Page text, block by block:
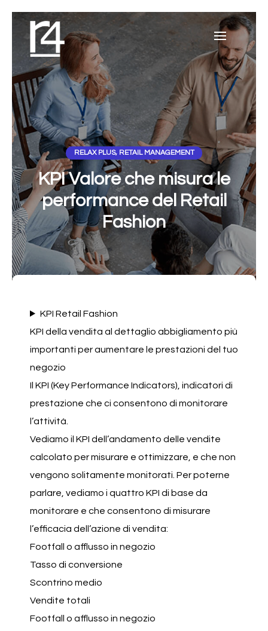
RELAX PLUS, RETAIL MANAGEMENT
KPI Valore che misura le
performance del Retail
Fashion
KPI Retail Fashion
KPI della vendita al dettaglio abbigliamento più
importanti per aumentare le prestazioni del tuo
negozio
Il KPI (Key Performance Indicators), indicatori di
prestazione che ci consentono di monitorare
l’attività.
Vediamo il KPI dell’andamento delle vendite
calcolato per misurare e ottimizzare, e che non
vengono solitamente monitorati. Per poterne
parlare, vediamo i quattro KPI di base da
monitorare e che consentono di misurare
l’efficacia dell’azione di vendita:
Footfall o afflusso in negozio
Tasso di conversione
Scontrino medio
Vendite totali
Footfall o afflusso in negozio